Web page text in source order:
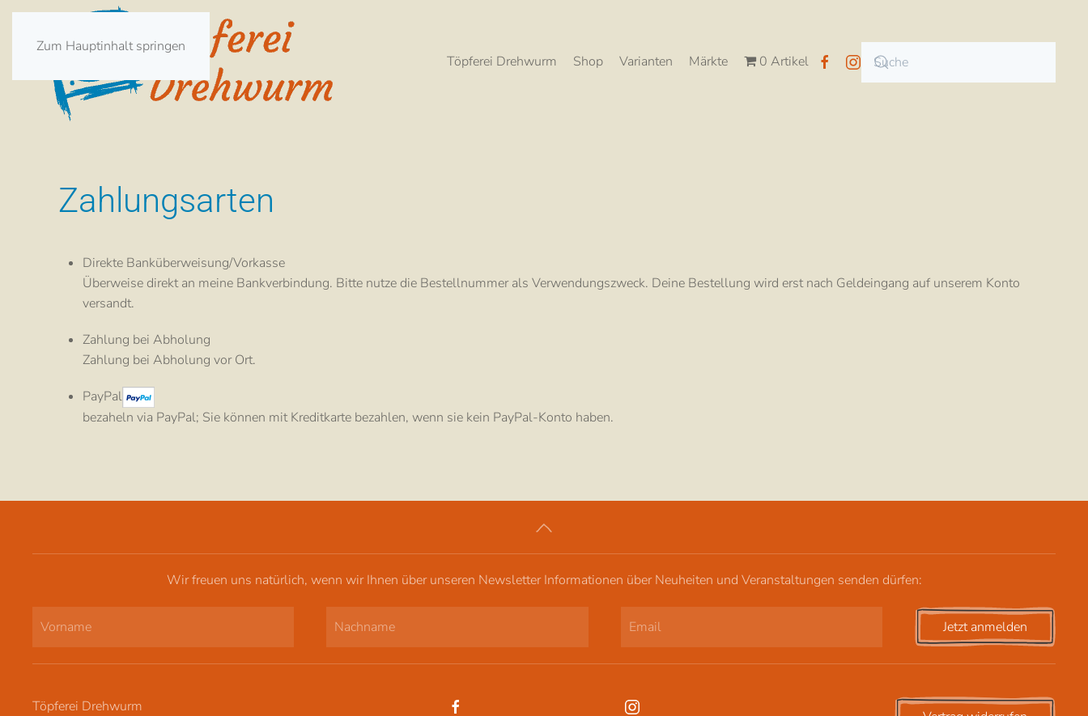
Zum Hauptinhalt springen
Töpferei Drehwurm
Shop Varianten Märkte 0 Artikel
Zahlungsarten
Direkte Banküberweisung/Vorkasse
Überweise direkt an meine Bankverbindung. Bitte nutze die Bestellnummer als Verwendungszweck. Deine Bestellung wird erst nach Geldeingang auf unserem Konto
versandt.
Zahlung bei Abholung
Zahlung bei Abholung vor Ort.
PayPal
bezaheln via PayPal; Sie können mit Kreditkarte bezahlen, wenn sie kein PayPal-Konto haben.
Wir freuen uns natürlich, wenn wir Ihnen über unseren Newsletter Informationen über Neuheiten und Veranstaltungen senden dürfen:
Jetzt anmelden
Töpferei Drehwurm